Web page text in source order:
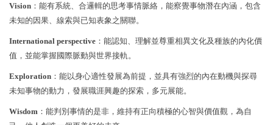
學習歷程檔案專區
自主學習專區
高一銜接課程專區
Vision ：能有系統、合邏輯的思考事情脈絡，能察覺事物潛在內涵，包含
未知的因果、線索與已知表象之關聯。
International perspective ：能認知、理解並尊重相異文化及種族的內化價
值，並能掌握國際脈動與世界接軌。
Exploration ：能以身心適性發展為前提，並具有強烈的內在動機與探尋
未知事物的動力，發展職涯興趣的探索，多元展能。
Wisdom ：能判別事情的是非，維持有正向積極的心智與價值觀，為自